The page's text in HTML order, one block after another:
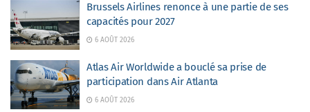
Brussels Airlines renonce à une partie de ses
capacités pour 2027
6 AOÛT 2026
Atlas Air Worldwide a bouclé sa prise de
participation dans Air Atlanta
6 AOÛT 2026